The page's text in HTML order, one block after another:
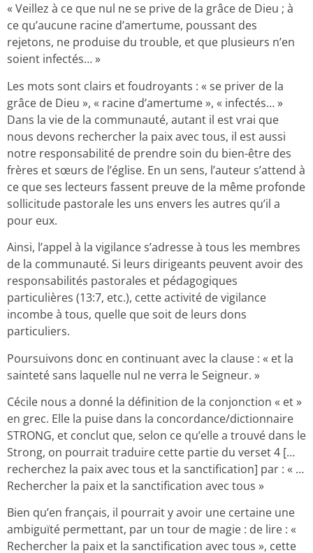
« Veillez à ce que nul ne se prive de la grâce de Dieu ; à
ce qu’aucune racine d’amertume, poussant des
rejetons, ne produise du trouble, et que plusieurs n’en
soient infectés… »
Les mots sont clairs et foudroyants : « se priver de la
grâce de Dieu », « racine d’amertume », « infectés… »
Dans la vie de la communauté, autant il est vrai que
nous devons rechercher la paix avec tous, il est aussi
notre responsabilité de prendre soin du bien-être des
frères et sœurs de l’église. En un sens, l’auteur s’attend à
ce que ses lecteurs fassent preuve de la même profonde
sollicitude pastorale les uns envers les autres qu’il a
pour eux.
Ainsi, l’appel à la vigilance s’adresse à tous les membres
de la communauté. Si leurs dirigeants peuvent avoir des
responsabilités pastorales et pédagogiques
particulières (13:7, etc.), cette activité de vigilance
incombe à tous, quelle que soit de leurs dons
particuliers.
Poursuivons donc en continuant avec la clause : « et la
sainteté sans laquelle nul ne verra le Seigneur. »
Cécile nous a donné la définition de la conjonction « et »
en grec. Elle la puise dans la concordance/dictionnaire
STRONG, et conclut que, selon ce qu’elle a trouvé dans le
Strong, on pourrait traduire cette partie du verset 4 […
recherchez la paix avec tous et la sanctification] par : « …
Rechercher la paix et la sanctification avec tous »
Bien qu’en français, il pourrait y avoir une certaine une
ambiguïté permettant, par un tour de magie : de lire : «
Rechercher la paix et la sanctification avec tous », cette